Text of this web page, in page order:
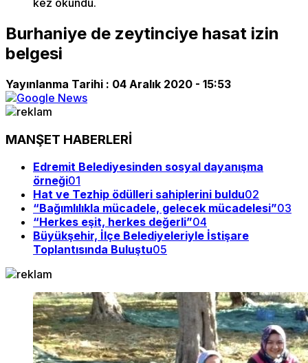
kez okundu.
Burhaniye de zeytinciye hasat izin
belgesi
Yayınlanma Tarihi : 04 Aralık 2020 - 15:53
MANŞET HABERLERİ
Edremit Belediyesinden sosyal dayanışma
örneği01
Hat ve Tezhip ödülleri sahiplerini buldu02
“Bağımlılıkla mücadele, gelecek mücadelesi”03
“Herkes eşit, herkes değerli”04
Büyükşehir, İlçe Belediyeleriyle İstişare
Toplantısında Buluştu05